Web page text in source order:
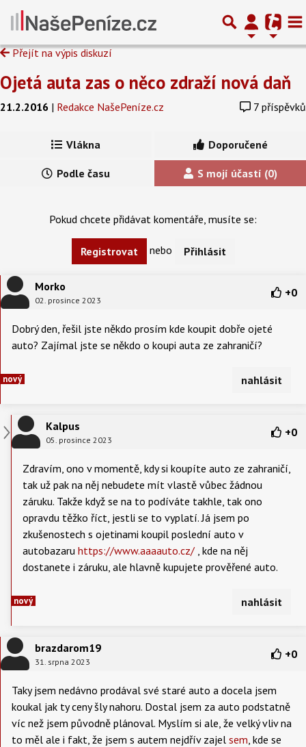
Přejít na výpis diskuzí
Ojetá auta zas o něco zdraží nová daň
21.2.2016 | Redakce NašePeníze.cz 7 příspěvků
Vlákna Doporučené
Podle času S mojí účastí (0)
Pokud chcete přidávat komentáře, musíte se:
Registrovat nebo Přihlásit
Morko
02. prosince 2023
+0
Dobrý den, řešil jste někdo prosím kde koupit dobře ojeté
auto? Zajímal jste se někdo o koupi auta ze zahraničí?
nový nahlásit
Kalpus
05. prosince 2023
+0
Zdravím, ono v momentě, kdy si koupíte auto ze zahraničí,
tak už pak na něj nebudete mít vlastě vůbec žádnou
záruku. Takže když se na to podíváte takhle, tak ono
opravdu těžko říct, jestli se to vyplatí. Já jsem po
zkušenostech s ojetinami koupil poslední auto v
autobazaru https://www.aaaauto.cz/ , kde na něj
dostanete i záruku, ale hlavně kupujete prověřené auto.
nový nahlásit
brazdarom19
31. srpna 2023
+0
Taky jsem nedávno prodával své staré auto a docela jsem
koukal jak ty ceny šly nahoru. Dostal jsem za auto podstatně
víc než jsem původně plánoval. Myslím si ale, že velký vliv na
to měl ale i fakt, že jsem s autem nejdřív zajel sem, kde se